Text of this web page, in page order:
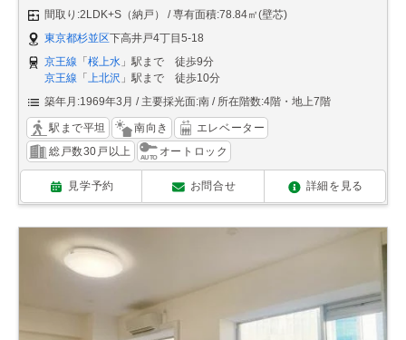
間取り:2LDK+S（納戸）
専有面積:78.84㎡(壁芯)
東京都杉並区下高井戸4丁目5-18
京王線 「 桜上水 」駅まで 徒歩9分
京王線 「 上北沢 」駅まで 徒歩10分
築年月:1969年3月
主要採光面:南 所在階数:4階・地上7階
駅まで平坦 南向き
エレベーター
総戸数30戸以上
オートロック
見学予約 お問合せ 詳細を見る